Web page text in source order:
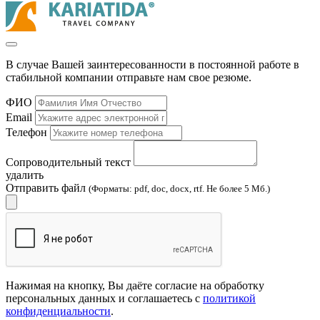
В случае Вашей заинтересованности в постоянной работе в
стабильной компании отправьте нам свое резюме.
ФИО
Email
Телефон
Сопроводительный текст
удалить
Отправить файл (Форматы: pdf, doc, docx, rtf. Не более 5 Мб.)
Нажимая на кнопку, Вы даёте согласие на обработку
персональных данных и соглашаетесь с политикой
конфиденциальности.